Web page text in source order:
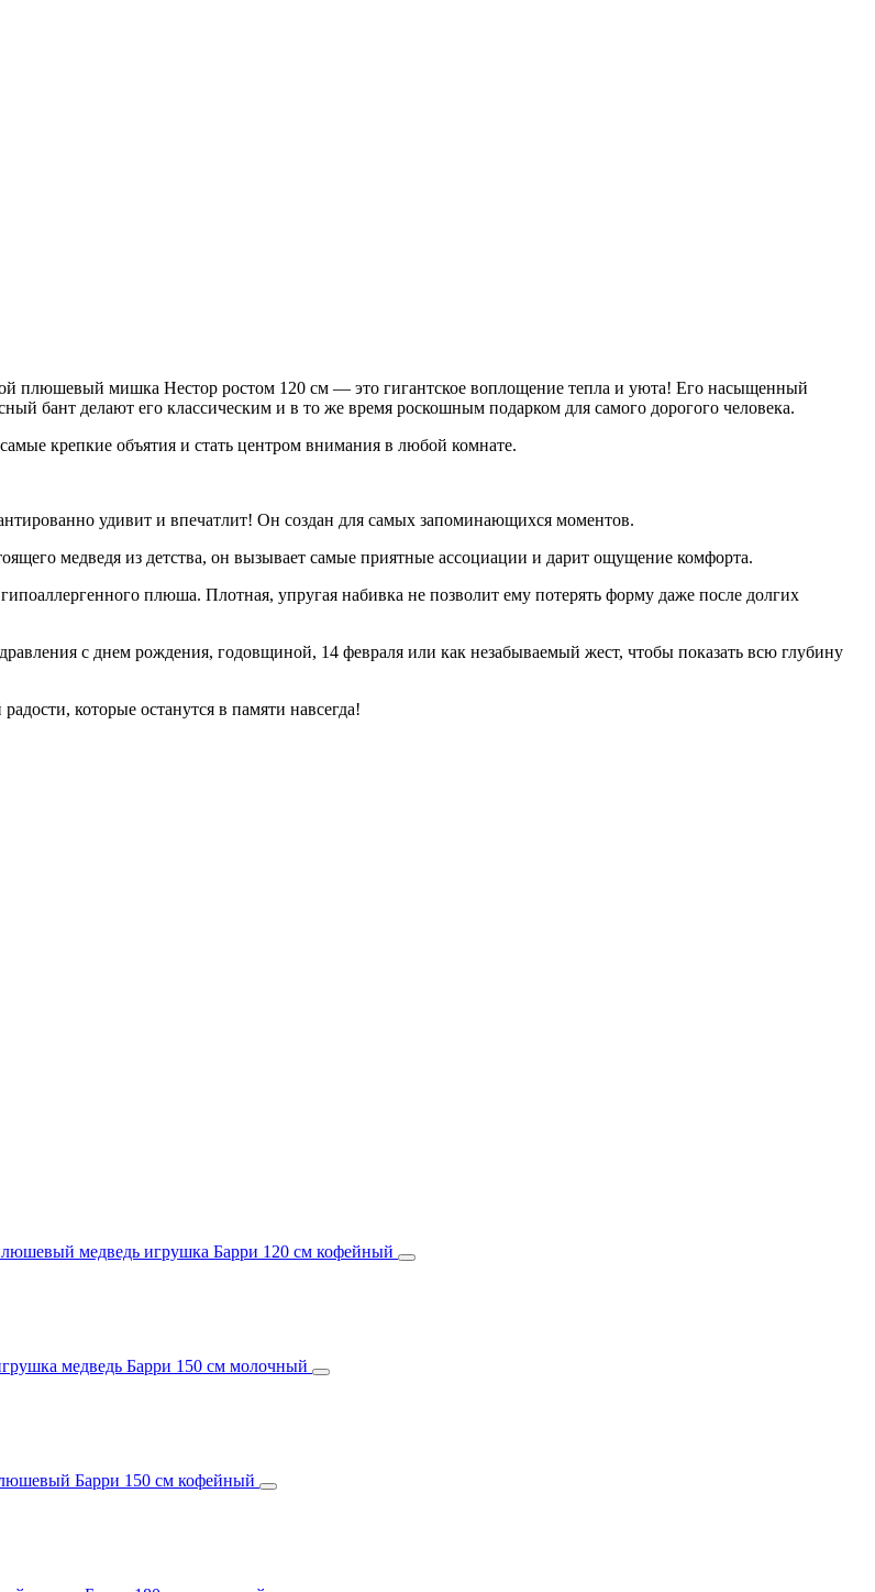
плюшевый мишка Нестор ростом 120 см — это гигантское воплощение тепла и уюта! Его насыщенный
бант делают его классическим и в то же время роскошным подарком для самого дорогого человека.
крепкие объятия и стать центром внимания в любой комнате.
удивит и впечатлит! Он создан для самых запоминающихся моментов.
медведя из детства, он вызывает самые приятные ассоциации и дарит ощущение комфорта.
плюша. Плотная, упругая набивка не позволит ему потерять форму даже после долгих
с днем рождения, годовщиной, 14 февраля или как незабываемый жест, чтобы показать всю глубину
которые останутся в памяти навсегда!